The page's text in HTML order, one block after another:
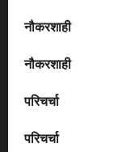
नौकरशाही
नौकरशाही
परिचर्चा
परिचर्चा